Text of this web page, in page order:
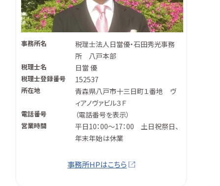
事務所名
税理士法人日當優・石田秀光事務
所 八戸本部
税理士名 日當 優
税理士登録番号 152537
所在地
青森県八戸市十三日町１番地 ヴ
ィアノヴァビル３Ｆ
電話番号 （電話番号を表示）
営業時間
平日10：00～17：00 土日祝祭日、
年末年始は休業
事務所HPはこちら